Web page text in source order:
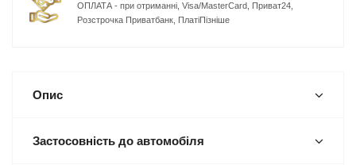
ОПЛАТА - при отриманні, Visa/MasterCard, Приват24,
Розстрочка Приватбанк, ПлатіПізніше
Опис
Застосовність до автомобіля